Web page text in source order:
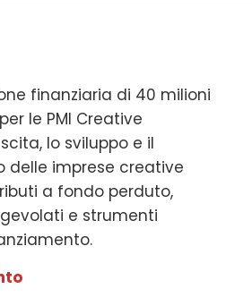
finanziaria di 40 milioni
le PMI Creative
lo sviluppo e il
delle imprese creative
a fondo perduto,
e strumenti